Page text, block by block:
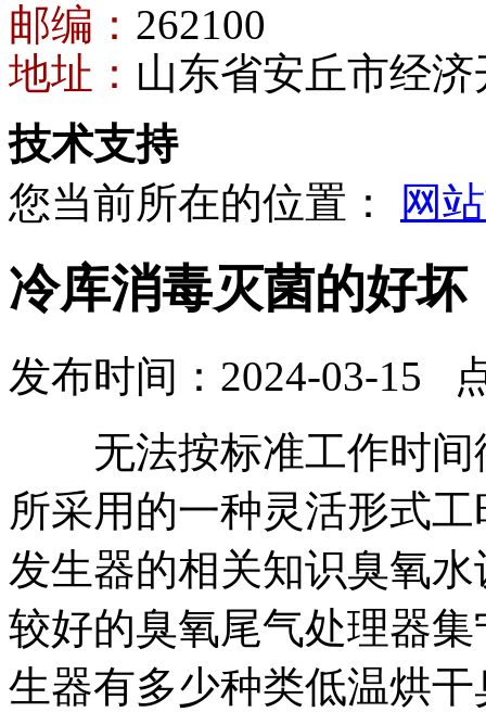
邮编： 262100
地址： 山东省安丘市经
技术支持
您当前所在的位置：
网
冷库消毒灭菌的好坏
发布时间：2024-03-15
无法按标准工作时间
所采用的一种灵活形式
发生器的相关知识臭氧
较好的臭氧尾气处理器
生器有多少种类低温烘